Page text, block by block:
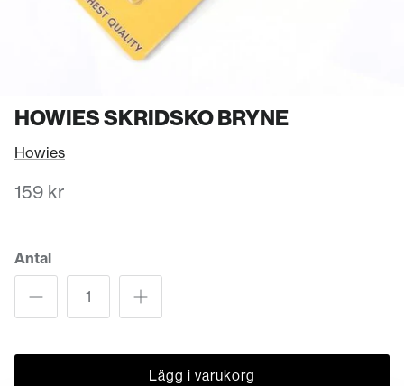
HOWIES SKRIDSKO BRYNE
Howies
159 kr
Antal
Lägg i varukorg